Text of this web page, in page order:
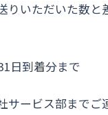
りいただいた数と
日到着分まで
サービス部までご